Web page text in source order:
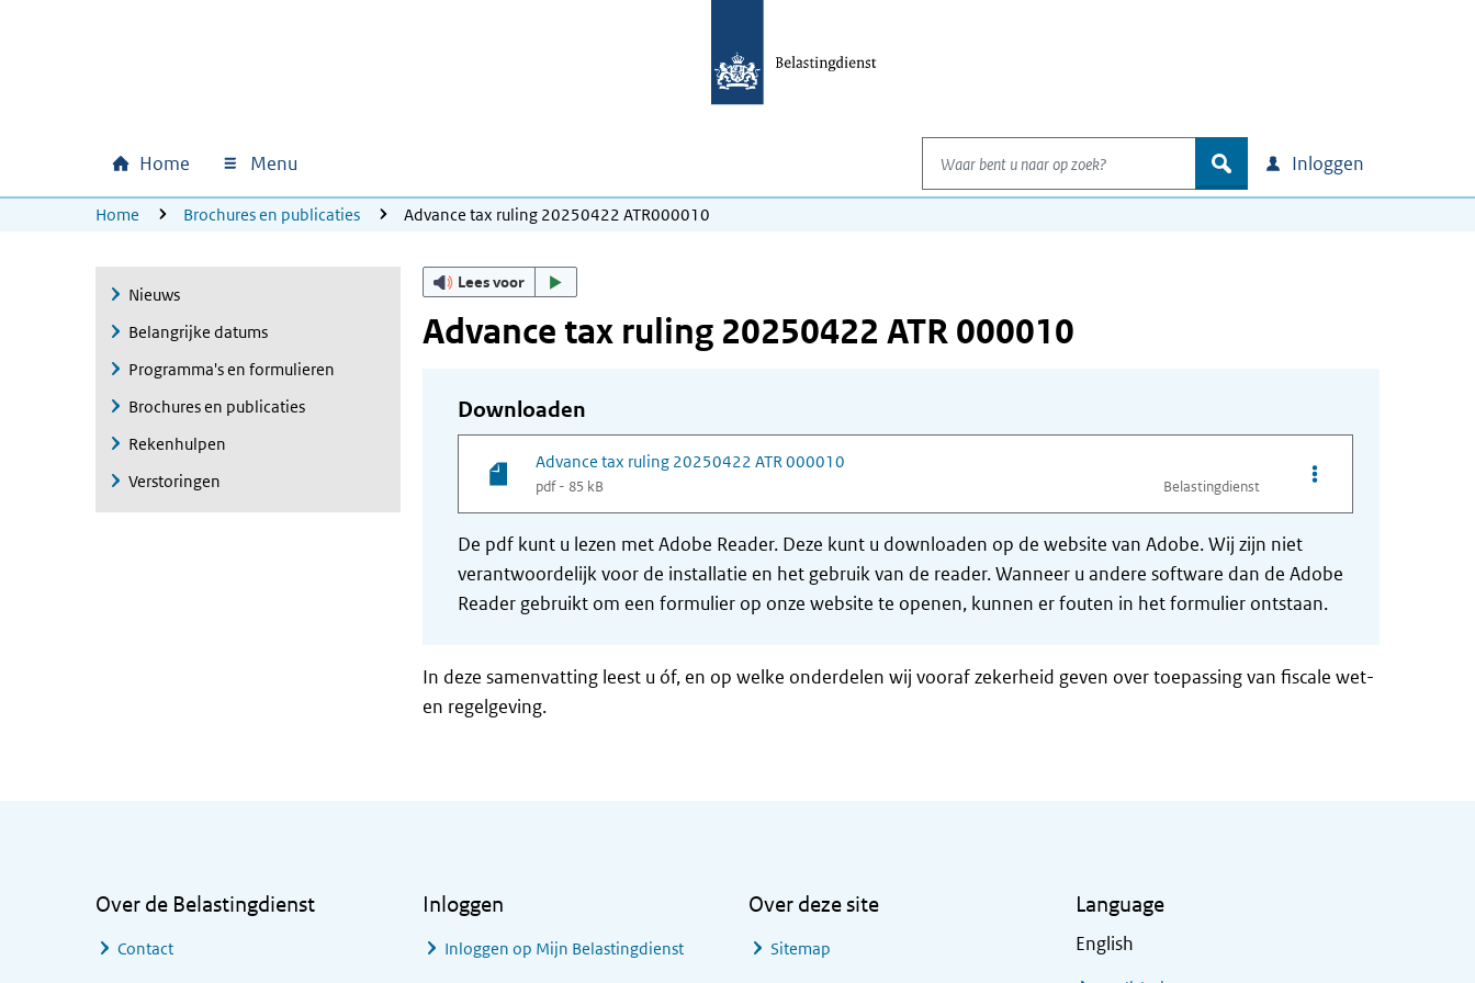
Hoofdnavigatie
Home Menu
Waar bent u naar op zoek?
zoek Inloggen
U bevindt zich hier:
Home Brochures en publicaties Advance tax ruling 20250422 ATR000010
Nieuws
Belangrijke datums
Programma's en formulieren
Brochures en publicaties
Rekenhulpen
Verstoringen
Lees voor
Advance tax ruling 20250422 ATR 000010
Downloaden
Advance tax ruling 20250422 ATR 000010
pdf - 85 kB Belastingdienst
Opties van bestand
De pdf kunt u lezen met Adobe Reader. Deze kunt u downloaden op de website van Adobe. Wij zijn niet
verantwoordelijk voor de installatie en het gebruik van de reader. Wanneer u andere software dan de Adobe
Reader gebruikt om een formulier op onze website te openen, kunnen er fouten in het formulier ontstaan.
In deze samenvatting leest u óf, en op welke onderdelen wij vooraf zekerheid geven over toepassing van fiscale wet-
en regelgeving.
Over de Belastingdienst
Contact
Inloggen
Inloggen op Mijn Belastingdienst
Over deze site
Sitemap
Language
English